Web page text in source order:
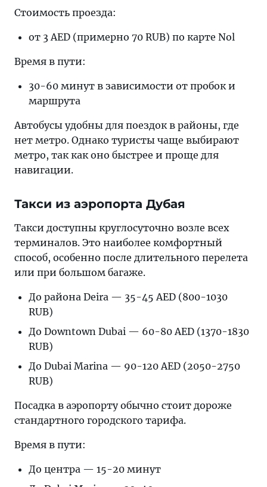
Стоимость проезда:
от 3 AED (примерно 70 RUB) по карте Nol
Время в пути:
30-60 минут в зависимости от пробок и
маршрута
Автобусы удобны для поездок в районы, где
нет метро. Однако туристы чаще выбирают
метро, так как оно быстрее и проще для
навигации.
Такси из аэропорта Дубая
Такси доступны круглосуточно возле всех
терминалов. Это наиболее комфортный
способ, особенно после длительного перелета
или при большом багаже.
До района Deira — 35-45 AED (800-1030
RUB)
До Downtown Dubai — 60-80 AED (1370-1830
RUB)
До Dubai Marina — 90-120 AED (2050-2750
RUB)
Посадка в аэропорту обычно стоит дороже
стандартного городского тарифа.
Время в пути:
До центра — 15-20 минут